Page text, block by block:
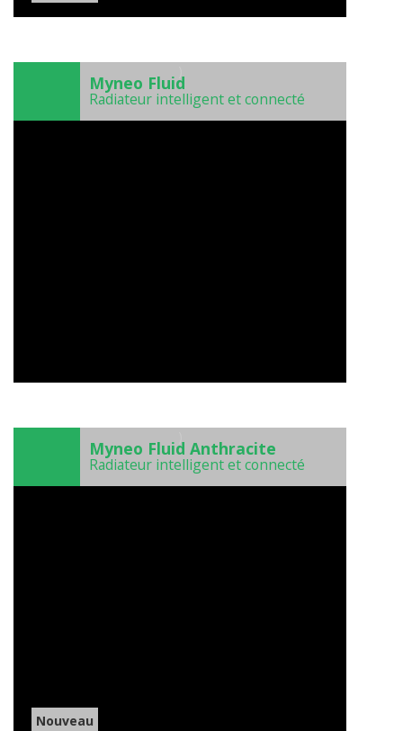
Myneo Fluid
Radiateur intelligent et connecté
Myneo Fluid Anthracite
Radiateur intelligent et connecté
Nouveau